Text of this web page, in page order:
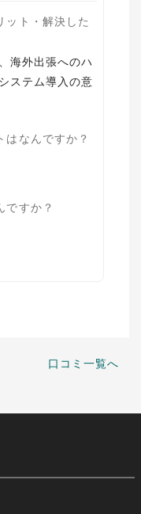
ット・解決した
海外出張へのハ
ステム導入の意
はなんですか？
ですか？
口コミ一覧へ